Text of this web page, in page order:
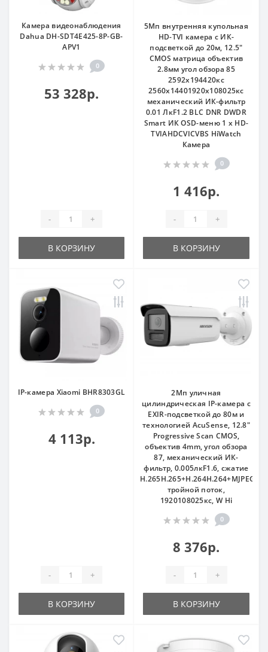
Камера видеонаблюдения
Dahua DH-SDT4E425-8P-GB-
APV1
0
53 328р.
- +
В КОРЗИНУ
5Мп внутренняя купольная
HD-TVI камера с ИК-
подсветкой до 20м, 12.5"
CMOS матрица объектив
2.8мм угол обзора 85
2592x194420кс
2560x14401920x108025кс
механический ИК-фильтр
0.01 ЛкF1.2 BLC DNR DWDR
Smart ИК OSD-меню 1 х HD-
TVIAHDCVICVBS HiWatch
Камера
0
1 416р.
- +
В КОРЗИНУ
IP-камера Xiaomi BHR8303GL
0
4 113р.
- +
В КОРЗИНУ
2Мп уличная
цилиндрическая IP-камера с
EXIR-подсветкой до 80м и
технологией AcuSense, 12.8"
Progressive Scan CMOS,
объектив 4mm, угол обзора
87, механический ИК-
фильтр, 0.005лкF1.6, сжатие
H.265H.265+H.264H.264+MJPEG,
тройной поток,
1920108025кс, W Hi
0
8 376р.
- +
В КОРЗИНУ